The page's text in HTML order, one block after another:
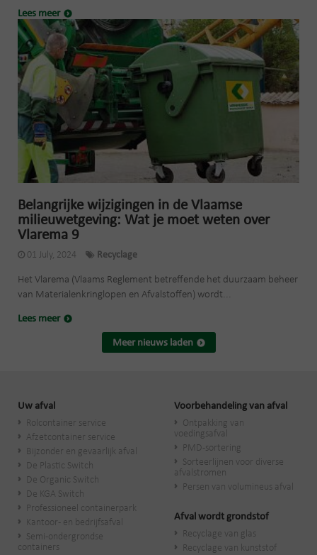
Lees meer
Belangrijke wijzigingen in de Vlaamse
milieuwetgeving: Wat je moet weten over
Vlarema 9
01 July, 2024 Recyclage
Het Vlarema (Vlaams Reglement betreffende het duurzaam beheer
van Materialenkringlopen en Afvalstoffen) wordt...
Lees meer
Meer nieuws laden
Uw afval
Rolcontainer service
Afzetcontainer service
Bijzonder en gevaarlijk afval
De Plastic Switch
De Organic Switch
De KGA Switch
Professioneel containerpark
Kantoor- en bedrijfsafval
Semi-ondergrondse
containers
Voorbehandeling van afval
Ontpakking van
voedingsafval
PMD-sortering
Sorteerlijnen voor diverse
afvalstromen
Persen van volumineus afval
Afval wordt grondstof
Recyclage van glas
Recyclage van kunststof